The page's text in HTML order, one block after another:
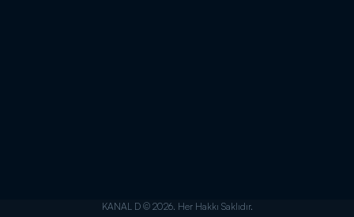
KANAL D © 2026. Her Hakkı Saklıdır.